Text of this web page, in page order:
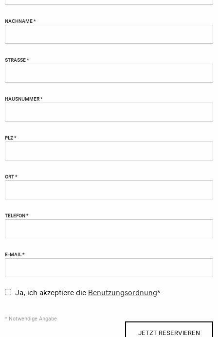
NACHNAME *
STRASSE *
HAUSNUMMER *
PLZ *
ORT *
TELEFON *
E-MAIL *
Ja, ich akzeptiere die Benutzungsordnung*
* Notwendige Angabe
JETZT RESERVIEREN